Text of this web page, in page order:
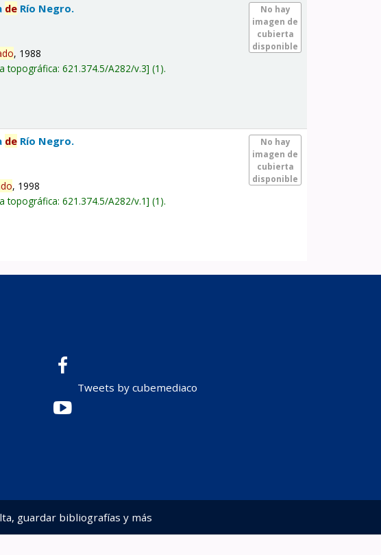
No hay
imagen de
cubierta
disponible
de Río Negro.
, 1988
topográfica:621.374.5/A282/v.3 (1).
No hay
imagen de
cubierta
disponible
de Río Negro.
, 1998
topográfica:621.374.5/A282/v.1 (1).
Tweets by cubemediaco
guardar bibliografías y más